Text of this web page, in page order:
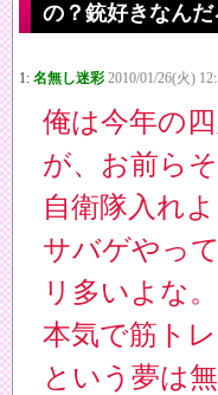
の？銃好きなんだ
1: 名無し迷彩 2010/01/26(火)
俺は今年の
が、お前ら
自衛隊入れよ
サバゲやっ
リ多いよな。
本気で筋ト
という夢は